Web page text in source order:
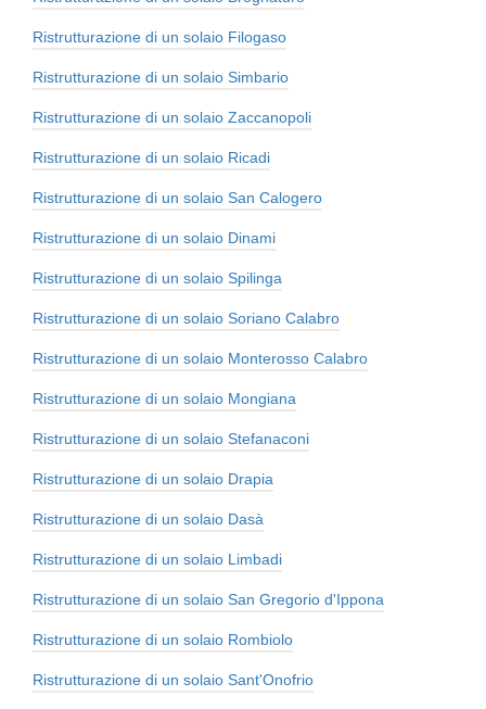
Ristrutturazione di un solaio Filogaso
Ristrutturazione di un solaio Simbario
Ristrutturazione di un solaio Zaccanopoli
Ristrutturazione di un solaio Ricadi
Ristrutturazione di un solaio San Calogero
Ristrutturazione di un solaio Dinami
Ristrutturazione di un solaio Spilinga
Ristrutturazione di un solaio Soriano Calabro
Ristrutturazione di un solaio Monterosso Calabro
Ristrutturazione di un solaio Mongiana
Ristrutturazione di un solaio Stefanaconi
Ristrutturazione di un solaio Drapia
Ristrutturazione di un solaio Dasà
Ristrutturazione di un solaio Limbadi
Ristrutturazione di un solaio San Gregorio d'Ippona
Ristrutturazione di un solaio Rombiolo
Ristrutturazione di un solaio Sant'Onofrio